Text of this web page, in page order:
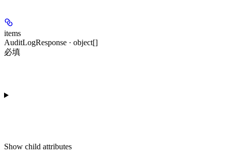
items
AuditLogResponse · object[]
必填
Show child attributes